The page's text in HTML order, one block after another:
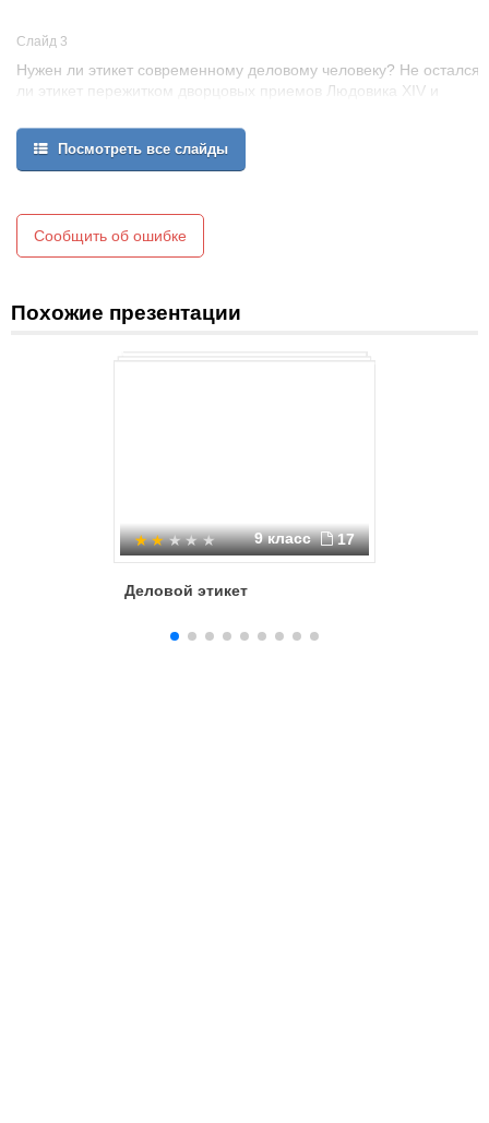
Слайд 3
Нужен ли этикет современному деловому человеку? Не остался
ли этикет пережитком дворцовых приемов Людовика ХIV и
Посмотреть все слайды
Сообщить об ошибке
Похожие презентации
9 класс 17
Деловой этикет